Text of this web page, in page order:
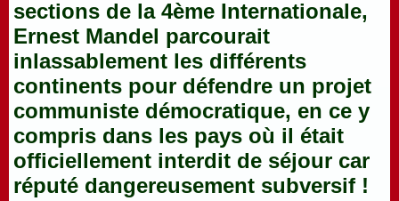
sections de la 4ème Internationale,
Ernest Mandel parcourait
inlassablement les différents
continents pour défendre un projet
communiste démocratique, en ce y
compris dans les pays où il était
officiellement interdit de séjour car
réputé dangereusement subversif !